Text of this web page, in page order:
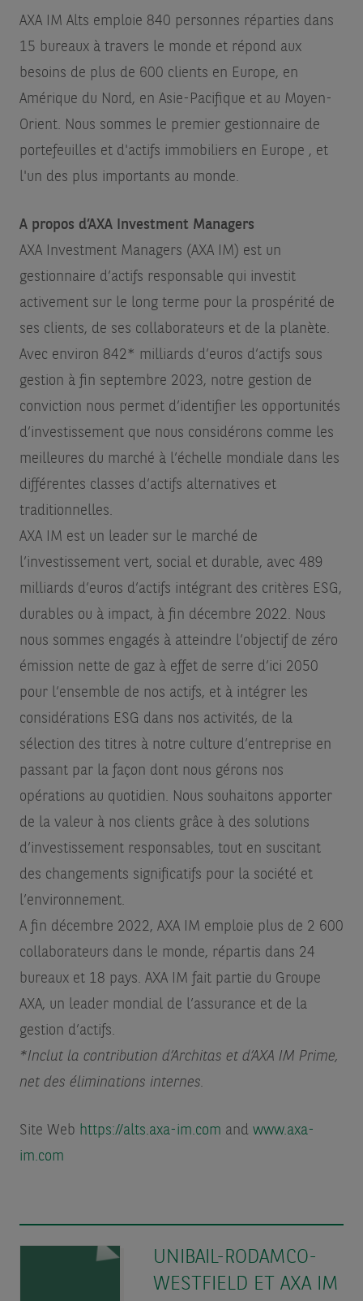
AXA IM Alts emploie 840 personnes réparties dans
15 bureaux à travers le monde et répond aux
besoins de plus de 600 clients en Europe, en
Amérique du Nord, en Asie-Pacifique et au Moyen-
Orient. Nous sommes le premier gestionnaire de
portefeuilles et d'actifs immobiliers en Europe , et
l'un des plus importants au monde.
A propos d’AXA Investment Managers
AXA Investment Managers (AXA IM) est un
gestionnaire d’actifs responsable qui investit
activement sur le long terme pour la prospérité de
ses clients, de ses collaborateurs et de la planète.
Avec environ 842* milliards d’euros d’actifs sous
gestion à fin septembre 2023, notre gestion de
conviction nous permet d’identifier les opportunités
d’investissement que nous considérons comme les
meilleures du marché à l’échelle mondiale dans les
différentes classes d’actifs alternatives et
traditionnelles.
AXA IM est un leader sur le marché de
l’investissement vert, social et durable, avec 489
milliards d’euros d’actifs intégrant des critères ESG,
durables ou à impact, à fin décembre 2022. Nous
nous sommes engagés à atteindre l’objectif de zéro
émission nette de gaz à effet de serre d’ici 2050
pour l’ensemble de nos actifs, et à intégrer les
considérations ESG dans nos activités, de la
sélection des titres à notre culture d’entreprise en
passant par la façon dont nous gérons nos
opérations au quotidien. Nous souhaitons apporter
de la valeur à nos clients grâce à des solutions
d’investissement responsables, tout en suscitant
des changements significatifs pour la société et
l’environnement.
A fin décembre 2022, AXA IM emploie plus de 2 600
collaborateurs dans le monde, répartis dans 24
bureaux et 18 pays. AXA IM fait partie du Groupe
AXA, un leader mondial de l’assurance et de la
gestion d’actifs.
*Inclut la contribution d’Architas et d’AXA IM Prime,
net des éliminations internes.
Site Web https://alts.axa-im.com and www.axa-
im.com
UNIBAIL-RODAMCO-
WESTFIELD ET AXA IM